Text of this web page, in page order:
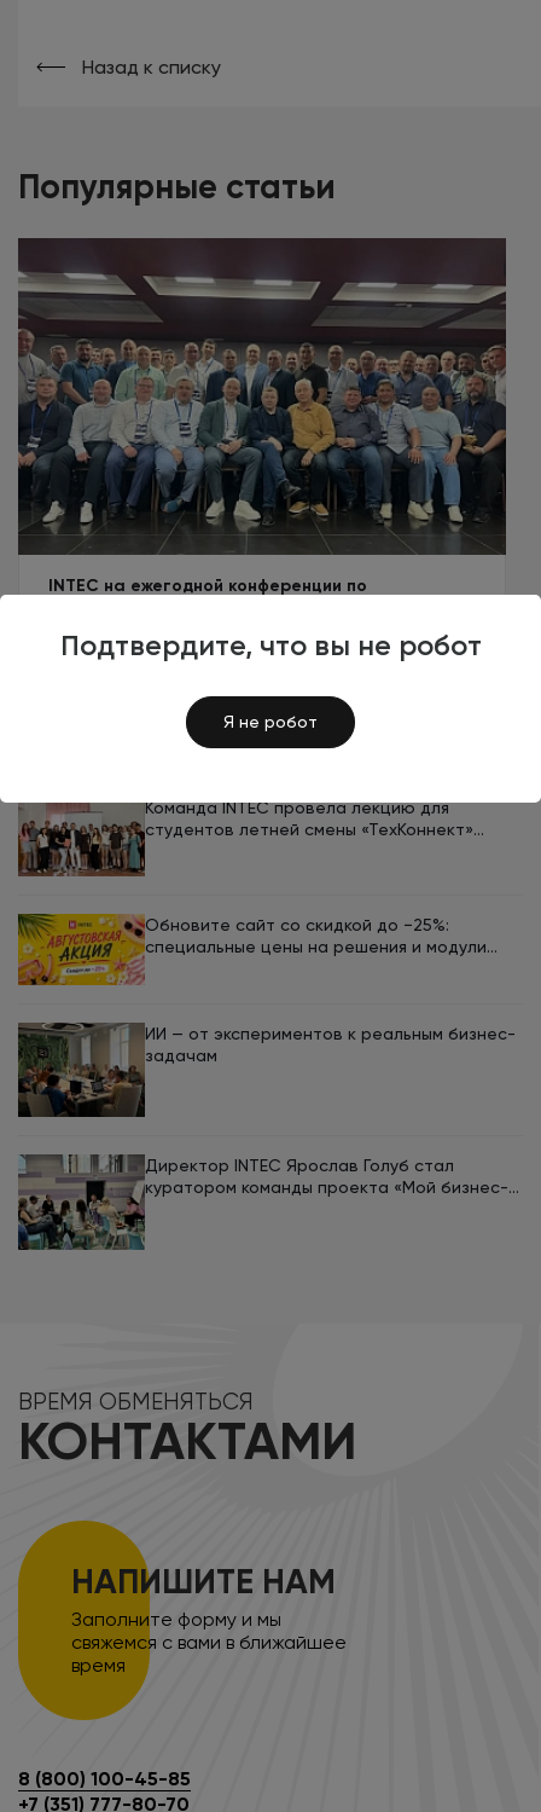
Подтвердите, что вы не робот
Я не робот
Назад к списку
Популярные статьи
INTEC на ежегодной конференции по
Команда INTEC провела лекцию для
студентов летней смены «ТехКоннект»
Обновите сайт со скидкой до −25%:
специальные цены на решения и модули
INTEC в августе
ИИ — от экспериментов к реальным бизнес-
задачам
Директор INTEC Ярослав Голуб стал
куратором команды проекта «Мой бизнес-
кемп 2026»
ВРЕМЯ ОБМЕНЯТЬСЯ
КОНТАКТАМИ
НАПИШИТЕ НАМ
Заполните форму и мы
свяжемся с вами в ближайшее
время
8 (800) 100-45-85
+7 (351) 777-80-70